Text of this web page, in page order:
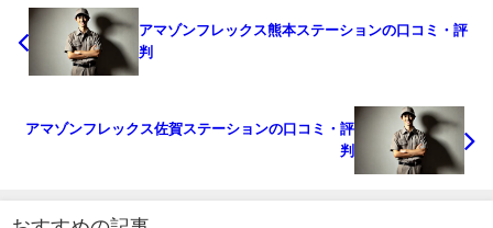
アマゾンフレックス熊本ステーションの口コミ・評
判
アマゾンフレックス佐賀ステーションの口コミ・評
判